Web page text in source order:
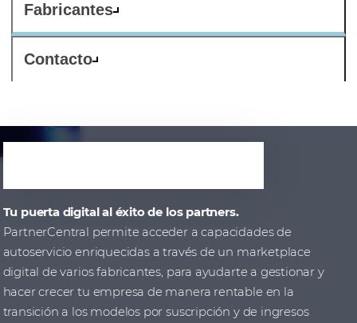
Fabricantes
Contacto
Tu puerta digital al éxito de los partners.
PartnerCentral permite acceder a capacidades de
autoservicio enriquecidas a través de un marketplace
digital de varios fabricantes, para ayudarte a gestionar y
hacer crecer tu empresa de manera rentable en la
transición a los modelos por suscripción y de ingresos